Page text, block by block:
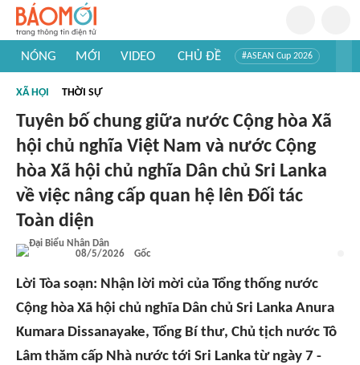
NÓNG MỚI VIDEO CHỦ ĐỀ #ASEAN Cup 2026
#Khám phá thế giới
XÃ HỘI THỜI SỰ
Tuyên bố chung giữa nước Cộng hòa Xã
hội chủ nghĩa Việt Nam và nước Cộng
hòa Xã hội chủ nghĩa Dân chủ Sri Lanka
về việc nâng cấp quan hệ lên Đối tác
Toàn diện
08/5/2026 Gốc
Lời Tòa soạn: Nhận lời mời của Tổng thống nước
Cộng hòa Xã hội chủ nghĩa Dân chủ Sri Lanka Anura
Kumara Dissanayake, Tổng Bí thư, Chủ tịch nước Tô
Lâm thăm cấp Nhà nước tới Sri Lanka từ ngày 7 -